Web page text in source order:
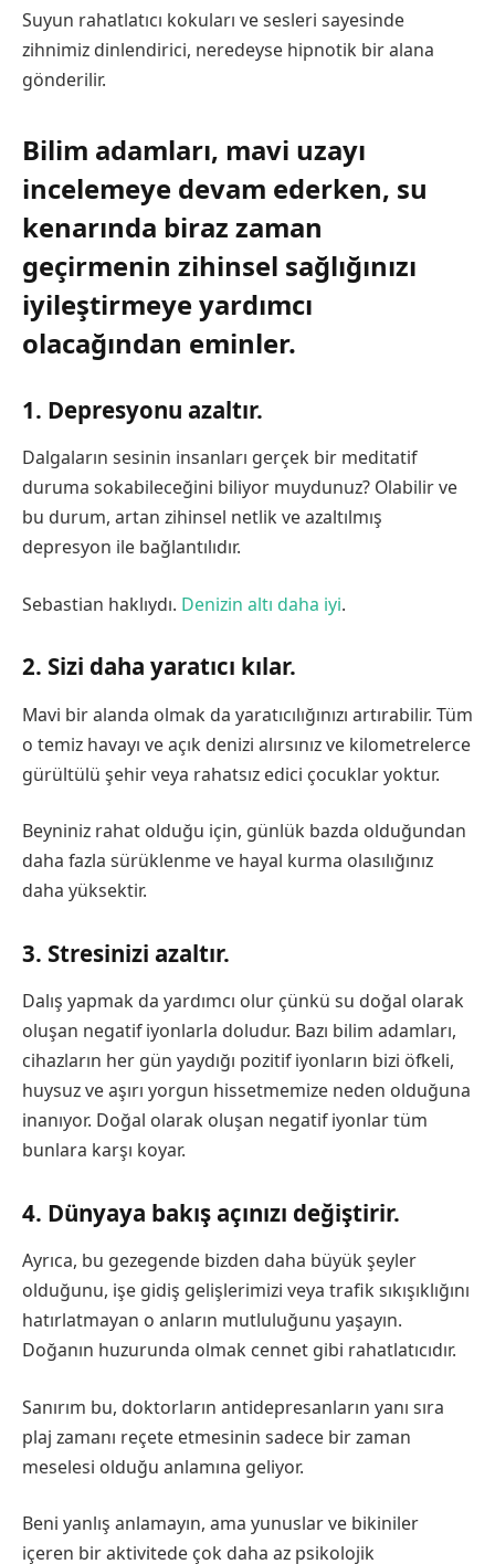
Suyun rahatlatıcı kokuları ve sesleri sayesinde
zihnimiz dinlendirici, neredeyse hipnotik bir alana
gönderilir.
Bilim adamları, mavi uzayı
incelemeye devam ederken, su
kenarında biraz zaman
geçirmenin zihinsel sağlığınızı
iyileştirmeye yardımcı
olacağından eminler.
1. Depresyonu azaltır.
Dalgaların sesinin insanları gerçek bir meditatif
duruma sokabileceğini biliyor muydunuz? Olabilir ve
bu durum, artan zihinsel netlik ve azaltılmış
depresyon ile bağlantılıdır.
Sebastian haklıydı. Denizin altı daha iyi.
2. Sizi daha yaratıcı kılar.
Mavi bir alanda olmak da yaratıcılığınızı artırabilir. Tüm
o temiz havayı ve açık denizi alırsınız ve kilometrelerce
gürültülü şehir veya rahatsız edici çocuklar yoktur.
Beyniniz rahat olduğu için, günlük bazda olduğundan
daha fazla sürüklenme ve hayal kurma olasılığınız
daha yüksektir.
3. Stresinizi azaltır.
Dalış yapmak da yardımcı olur çünkü su doğal olarak
oluşan negatif iyonlarla doludur. Bazı bilim adamları,
cihazların her gün yaydığı pozitif iyonların bizi öfkeli,
huysuz ve aşırı yorgun hissetmemize neden olduğuna
inanıyor. Doğal olarak oluşan negatif iyonlar tüm
bunlara karşı koyar.
4. Dünyaya bakış açınızı değiştirir.
Ayrıca, bu gezegende bizden daha büyük şeyler
olduğunu, işe gidiş gelişlerimizi veya trafik sıkışıklığını
hatırlatmayan o anların mutluluğunu yaşayın.
Doğanın huzurunda olmak cennet gibi rahatlatıcıdır.
Sanırım bu, doktorların antidepresanların yanı sıra
plaj zamanı reçete etmesinin sadece bir zaman
meselesi olduğu anlamına geliyor.
Beni yanlış anlamayın, ama yunuslar ve bikiniler
içeren bir aktivitede çok daha az psikolojik